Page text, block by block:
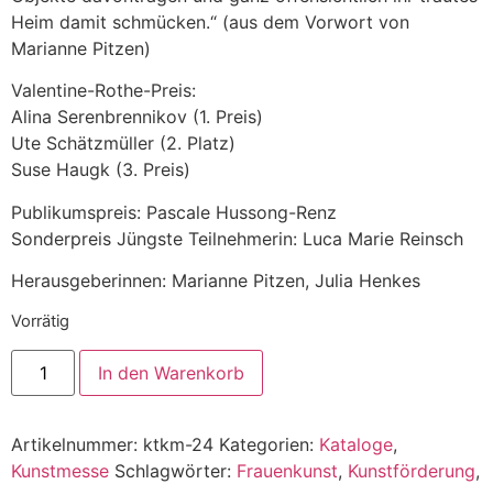
Heim damit schmücken.“ (aus dem Vorwort von
Marianne Pitzen)
Valentine-Rothe-Preis:
Alina Serenbrennikov (1. Preis)
Ute Schätzmüller (2. Platz)
Suse Haugk (3. Preis)
Publikumspreis: Pascale Hussong-Renz
Sonderpreis Jüngste Teilnehmerin: Luca Marie Reinsch
Herausgeberinnen: Marianne Pitzen, Julia Henkes
Vorrätig
In den Warenkorb
Artikelnummer: ktkm-24 Kategorien: Kataloge,
Kunstmesse Schlagwörter: Frauenkunst, Kunstförderung,